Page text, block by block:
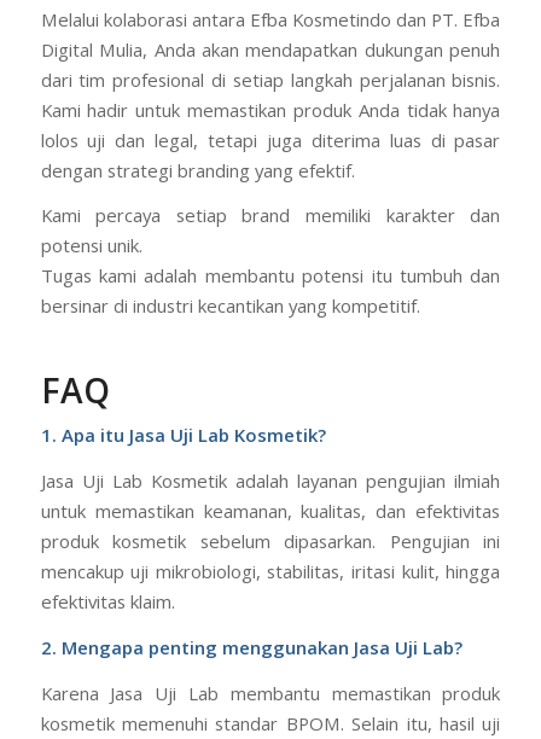
Melalui kolaborasi antara Efba Kosmetindo dan PT. Efba
Digital Mulia, Anda akan mendapatkan dukungan penuh
dari tim profesional di setiap langkah perjalanan bisnis.
Kami hadir untuk memastikan produk Anda tidak hanya
lolos uji dan legal, tetapi juga diterima luas di pasar
dengan strategi branding yang efektif.
Kami percaya setiap brand memiliki karakter dan
potensi unik.
Tugas kami adalah membantu potensi itu tumbuh dan
bersinar di industri kecantikan yang kompetitif.
FAQ
1. Apa itu Jasa Uji Lab Kosmetik?
Jasa Uji Lab Kosmetik adalah layanan pengujian ilmiah
untuk memastikan keamanan, kualitas, dan efektivitas
produk kosmetik sebelum dipasarkan. Pengujian ini
mencakup uji mikrobiologi, stabilitas, iritasi kulit, hingga
efektivitas klaim.
2. Mengapa penting menggunakan Jasa Uji Lab?
Karena Jasa Uji Lab membantu memastikan produk
kosmetik memenuhi standar BPOM. Selain itu, hasil uji